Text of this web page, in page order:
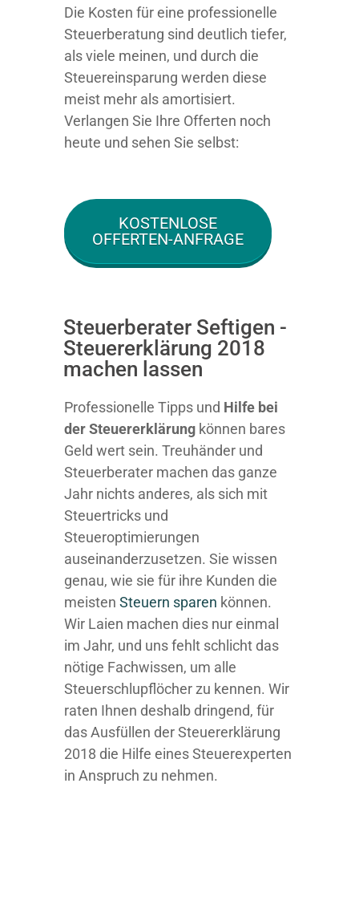
Die Kosten für eine professionelle
Steuerberatung sind deutlich tiefer,
als viele meinen, und durch die
Steuereinsparung werden diese
meist mehr als amortisiert.
Verlangen Sie Ihre Offerten noch
heute und sehen Sie selbst:
KOSTENLOSE
OFFERTEN-ANFRAGE
Steuerberater Seftigen -
Steuererklärung 2018
machen lassen
Professionelle Tipps und Hilfe bei
der Steuererklärung können bares
Geld wert sein. Treuhänder und
Steuerberater machen das ganze
Jahr nichts anderes, als sich mit
Steuertricks und
Steueroptimierungen
auseinanderzusetzen. Sie wissen
genau, wie sie für ihre Kunden die
meisten Steuern sparen können.
Wir Laien machen dies nur einmal
im Jahr, und uns fehlt schlicht das
nötige Fachwissen, um alle
Steuerschlupflöcher zu kennen. Wir
raten Ihnen deshalb dringend, für
das Ausfüllen der Steuererklärung
2018 die Hilfe eines Steuerexperten
in Anspruch zu nehmen.